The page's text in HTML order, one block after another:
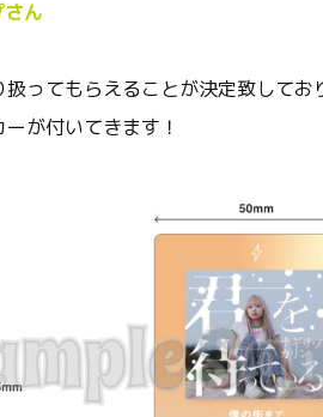
ん
ってもらえることが決定致してお
が付いてきます！